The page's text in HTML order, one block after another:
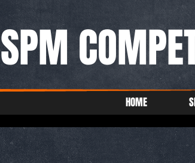
HOME
SPM